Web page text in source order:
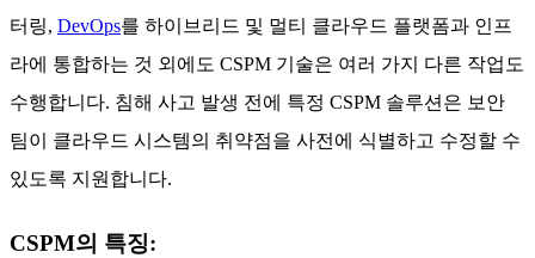
터링, DevOps를 하이브리드 및 멀티 클라우드 플랫폼과 인프
라에 통합하는 것 외에도 CSPM 기술은 여러 가지 다른 작업도
수행합니다. 침해 사고 발생 전에 특정 CSPM 솔루션은 보안
팀이 클라우드 시스템의 취약점을 사전에 식별하고 수정할 수
있도록 지원합니다.
CSPM의 특징: